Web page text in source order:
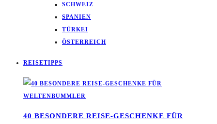
SCHWEIZ
SPANIEN
TÜRKEI
ÖSTERREICH
REISETIPPS
40 BESONDERE REISE-GESCHENKE FÜR